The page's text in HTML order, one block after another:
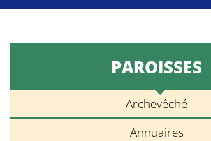
PAROISSES
Archevêché
Annuaires